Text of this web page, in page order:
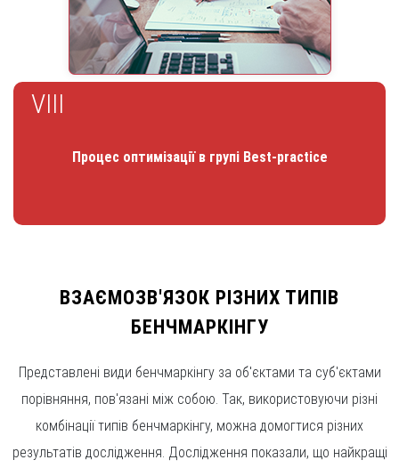
VIII
Процес оптимізації в групі Best-practice
ВЗАЄМОЗВ'ЯЗОК РІЗНИХ ТИПІВ
БЕНЧМАРКІНГУ
Представлені види бенчмаркінгу за об'єктами та суб'єктами
порівняння, пов'язані між собою. Так, використовуючи різні
комбінації типів бенчмаркінгу, можна домогтися різних
результатів дослідження. Дослідження показали, що найкращі